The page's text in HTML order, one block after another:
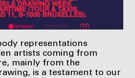
representations
artists coming from
mainly from the
is a testament to our